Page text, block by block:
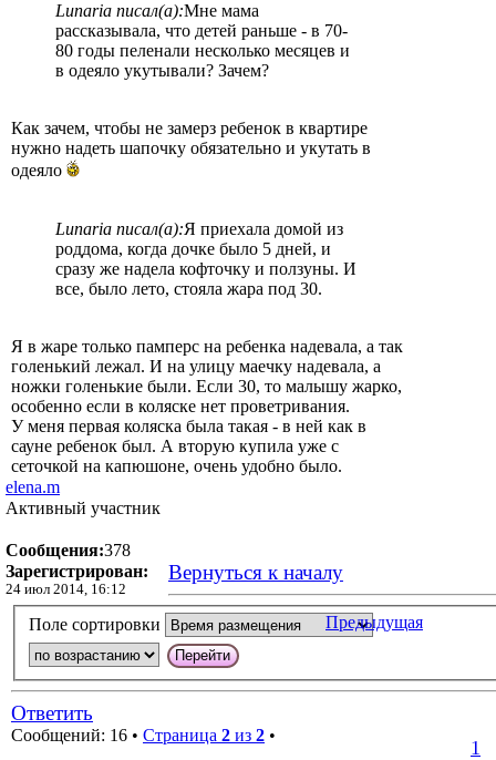
Lunaria писал(а):Мне мама
рассказывала, что детей раньше - в 70-
80 годы пеленали несколько месяцев и
в одеяло укутывали? Зачем?
Как зачем, чтобы не замерз ребенок в квартире
нужно надеть шапочку обязательно и укутать в
одеяло
Lunaria писал(а):Я приехала домой из
роддома, когда дочке было 5 дней, и
сразу же надела кофточку и ползуны. И
все, было лето, стояла жара под 30.
Я в жаре только памперс на ребенка надевала, а так
голенький лежал. И на улицу маечку надевала, а
ножки голенькие были. Если 30, то малышу жарко,
особенно если в коляске нет проветривания.
У меня первая коляска была такая - в ней как в
сауне ребенок был. А вторую купила уже с
сеточкой на капюшоне, очень удобно было.
elena.m
Активный участник
Сообщения:378
Зарегистрирован:
24 июл 2014, 16:12
Вернуться к началу
Предыдущая
Поле сортировки
Ответить
Сообщений: 16 • Страница 2 из 2 •
1